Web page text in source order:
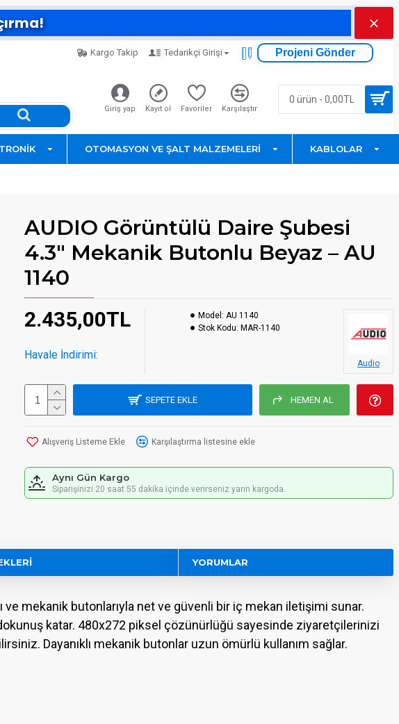
Kargo Takip Tedarikçi Girişi Projeni Gönder
Giriş yap Kayıt ol Favoriler Karşılaştır
0 ürün - 0,00TL
OTOMASYON VE ŞALT MALZEMELERI KABLOLAR
AUDIO Görüntülü Daire Şubesi
4.3" Mekanik Butonlu Beyaz – AU
1140
2.435,00TL
Havale İndirimi:
Model: AU 1140
Stok Kodu: MAR-1140
Audio
SEPETE EKLE HEMEN AL
Alışveriş Listeme Ekle Karşılaştırma listesine ekle
Aynı Gün Kargo
Siparişinizi 20 saat 55 dakika içinde verirseniz yarın kargoda.
YORUMLAR
ve mekanik butonlarıyla net ve güvenli bir iç mekan iletişimi sunar.
katar. 480x272 piksel çözünürlüğü sayesinde ziyaretçilerinizi
Dayanıklı mekanik butonlar uzun ömürlü kullanım sağlar.